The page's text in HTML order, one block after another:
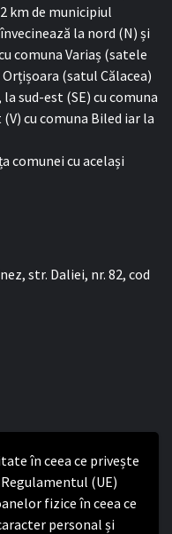
în ceea ce privește
(UE)
fizice în ceea ce
personal și
km de municipiul
la nord (N) și
comuna Variaș (satele
(satul Călacea)
sud-est (SE) cu comuna
cu comuna Biled iar la
comunei cu același
str. Daliei, nr. 82, cod